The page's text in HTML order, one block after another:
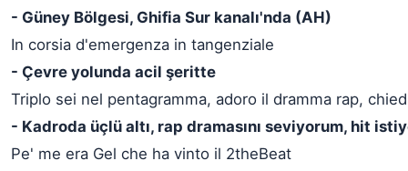
- Güney Bölgesi, Ghifia Sur kanalı'nda (AH)
In corsia d'emergenza in tangenziale
- Çevre yolunda acil şeritte
Triplo sei nel pentagramma, adoro il dramma rap,
- Kadroda üçlü altı, rap dramasını seviyorum, hit
Pe' me era Gel che ha vinto il 2theBeat